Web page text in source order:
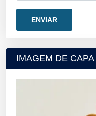
IMAGEM DE CAPA